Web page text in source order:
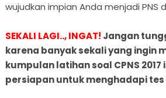
wujudkan impian Anda menjadi PNS
SEKALI LAGI.., INGAT! Jangan
karena banyak sekali yang ingin
kumpulan latihan soal CPNS 2017
persiapan untuk menghadapi tes